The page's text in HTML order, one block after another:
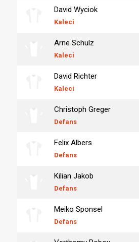
David Wyciok
Kaleci
Arne Schulz
Kaleci
David Richter
Kaleci
Christoph Greger
Defans
Felix Albers
Defans
Kilian Jakob
Defans
Meiko Sponsel
Defans